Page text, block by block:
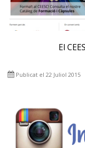
El
Publicat el 22 Juliol 2015